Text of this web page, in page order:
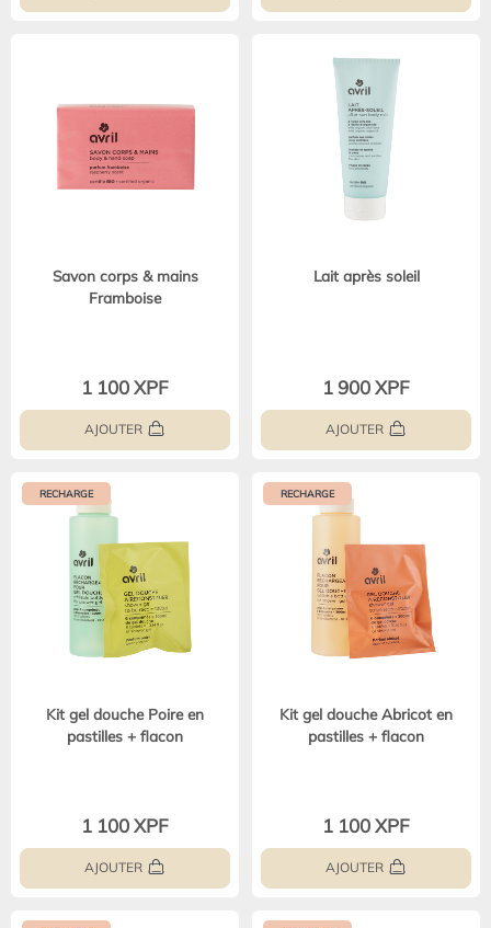
Savon corps & mains
Framboise
1 100 XPF
AJOUTER
Lait après soleil
1 900 XPF
AJOUTER
RECHARGE
Kit gel douche Poire en
pastilles + flacon
1 100 XPF
AJOUTER
RECHARGE
Kit gel douche Abricot en
pastilles + flacon
1 100 XPF
AJOUTER